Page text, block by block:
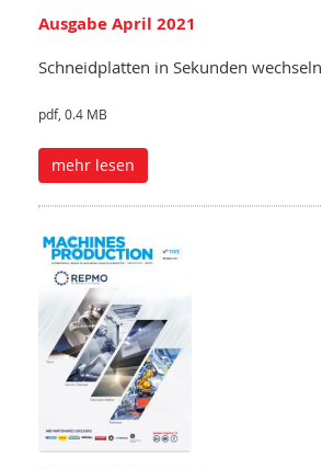
Ausgabe April 2021
Schneidplatten in Sekunden wechseln
pdf, 0.4 MB
mehr lesen